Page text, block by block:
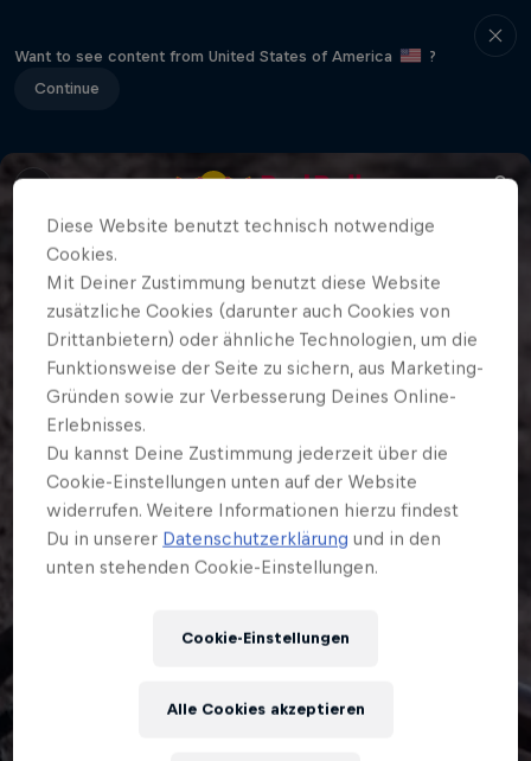
Want to see content from United States of America
?
Continue
Diese Website benutzt technisch notwendige
Cookies.
Mit Deiner Zustimmung benutzt diese Website
zusätzliche Cookies (darunter auch Cookies von
Drittanbietern) oder ähnliche Technologien, um die
Funktionsweise der Seite zu sichern, aus Marketing-
Gründen sowie zur Verbesserung Deines Online-
Erlebnisses.
Du kannst Deine Zustimmung jederzeit über die
Cookie-Einstellungen unten auf der Website
widerrufen. Weitere Informationen hierzu findest
Du in unserer Datenschutzerklärung und in den
unten stehenden Cookie-Einstellungen.
Cookie-Einstellungen
Alle Cookies akzeptieren